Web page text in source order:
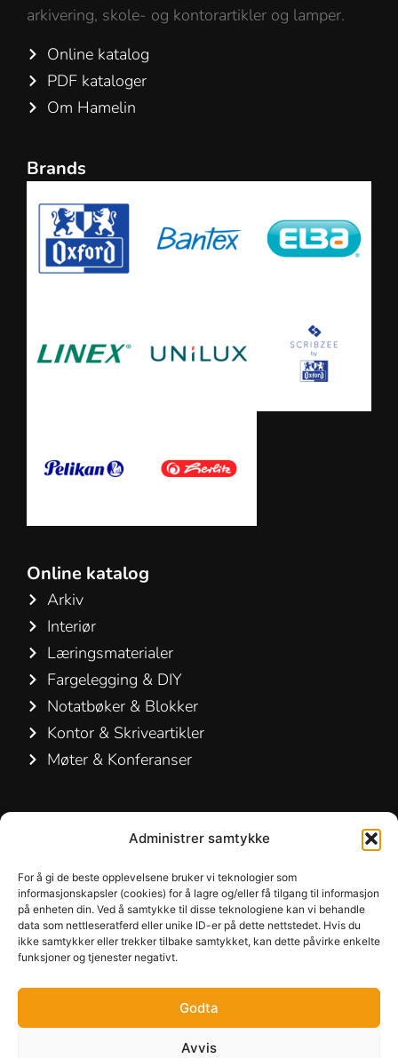
Administrer samtykke
For å gi de beste opplevelsene bruker vi teknologier som
informasjonskapsler (cookies) for å lagre og/eller få tilgang til informasjon
på enheten din. Ved å samtykke til disse teknologiene kan vi behandle
data som nettleseratferd eller unike ID-er på dette nettstedet. Hvis du
ikke samtykker eller trekker tilbake samtykket, kan dette påvirke enkelte
funksjoner og tjenester negativt.
Godta
Avvis
arkivering, skole- og kontorartikler og lamper.
Online katalog
PDF kataloger
Om Hamelin
Brands
Online katalog
Arkiv
Interiør
Læringsmaterialer
Fargelegging & DIY
Notatbøker & Blokker
Kontor & Skriveartikler
Møter & Konferanser
Kontakt os
Hirsemarken 5, st. th.
3520 Farum
Danmark
+45 48 16 50 00
info-dk@hamelinbrands.com